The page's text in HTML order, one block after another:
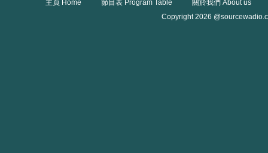
主頁 Home 節目表 Program Table
關於我們 About us
Copyright 2026